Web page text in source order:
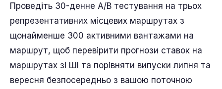
Проведіть 30-денне A/B тестування на трьох
репрезентативних місцевих маршрутах з
щонайменше 300 активними вантажами на
маршрут, щоб перевірити прогнози ставок на
маршрутах зі ШІ та порівняти випуски липня та
вересня безпосередньо з вашою поточною